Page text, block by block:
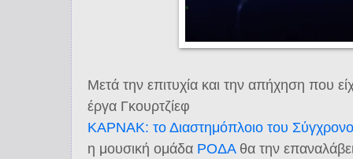
Μετά την επιτυχία και την απήχηση που
έργα Γκουρτζίεφ
ΚΑΡΝΑΚ: το Διαστημόπλοιο του
η μουσική ομάδα ΡΟΔΑθα την